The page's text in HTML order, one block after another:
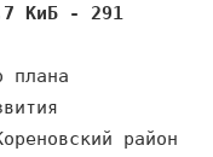
КиБ - 291
плана
район